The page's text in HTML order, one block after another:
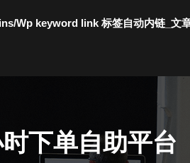
Wp keyword link 标签自动内链_文
下单自助平台